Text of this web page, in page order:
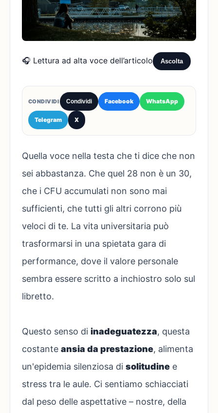
🎧 Lettura ad alta voce dell’articolo Ascolta
CONDIVIDI Condividi Facebook WhatsApp
Telegram X
Quella voce nella testa che ti dice che non
sei abbastanza. Che quel 28 non è un 30,
che i CFU accumulati non sono mai
sufficienti, che tutti gli altri corrono più
veloci di te. La vita universitaria può
trasformarsi in una spietata gara di
performance, dove il valore personale
sembra essere scritto a inchiostro solo sul
libretto.
Questo senso di inadeguatezza, questa
costante ansia da prestazione, alimenta
un'epidemia silenziosa di solitudine e
stress tra le aule. Ci sentiamo schiacciati
dal peso delle aspettative – nostre, della